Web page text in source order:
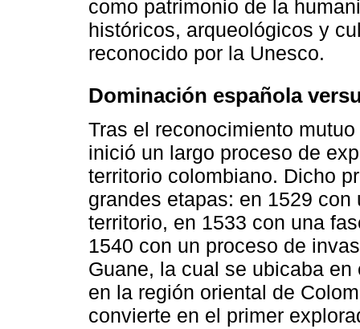
como patrimonio de la
históricos, arqueológicos y
reconocido por la Unesco.
Dominación española
Tras el reconocimiento
inició un largo proceso de
territorio colombiano. Dicho
grandes etapas: en 1529
territorio, en 1533 con una
1540 con un proceso de
Guane, la cual se ubicaba
en la región oriental de
convierte en el primer